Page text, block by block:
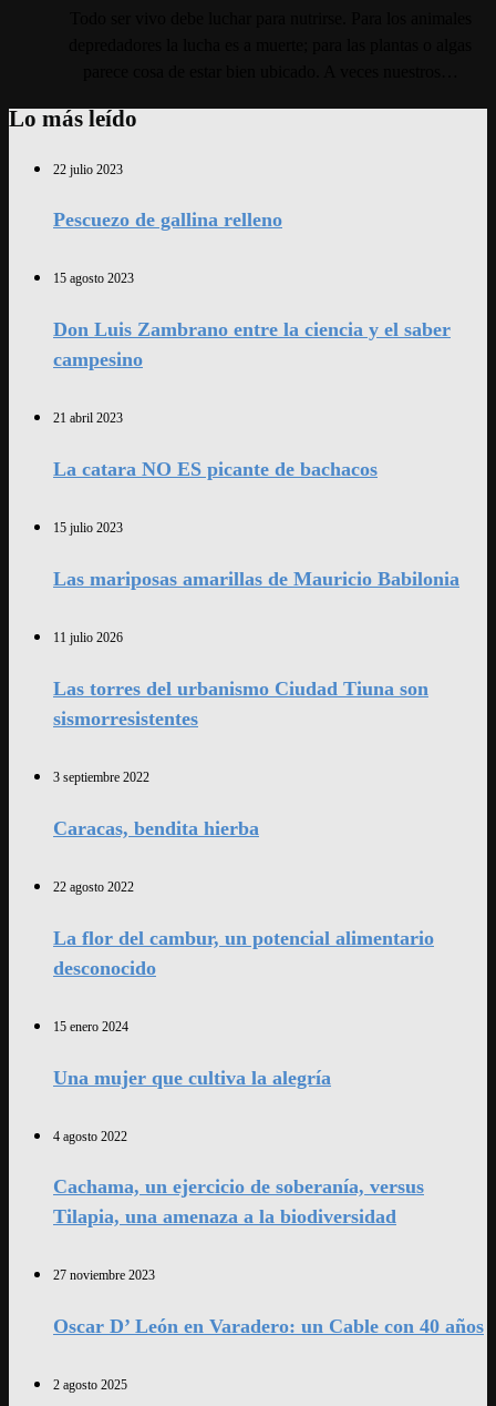
Lo más leído
22 julio 2023
Pescuezo de gallina relleno
15 agosto 2023
Don Luis Zambrano entre la ciencia y el saber
campesino
21 abril 2023
La catara NO ES picante de bachacos
15 julio 2023
Las mariposas amarillas de Mauricio Babilonia
11 julio 2026
Las torres del urbanismo Ciudad Tiuna son
sismorresistentes
3 septiembre 2022
Caracas, bendita hierba
22 agosto 2022
La flor del cambur, un potencial alimentario
desconocido
15 enero 2024
Una mujer que cultiva la alegría
4 agosto 2022
Cachama, un ejercicio de soberanía, versus
Tilapia, una amenaza a la biodiversidad
27 noviembre 2023
Oscar D’ León en Varadero: un Cable con 40 años
2 agosto 2025